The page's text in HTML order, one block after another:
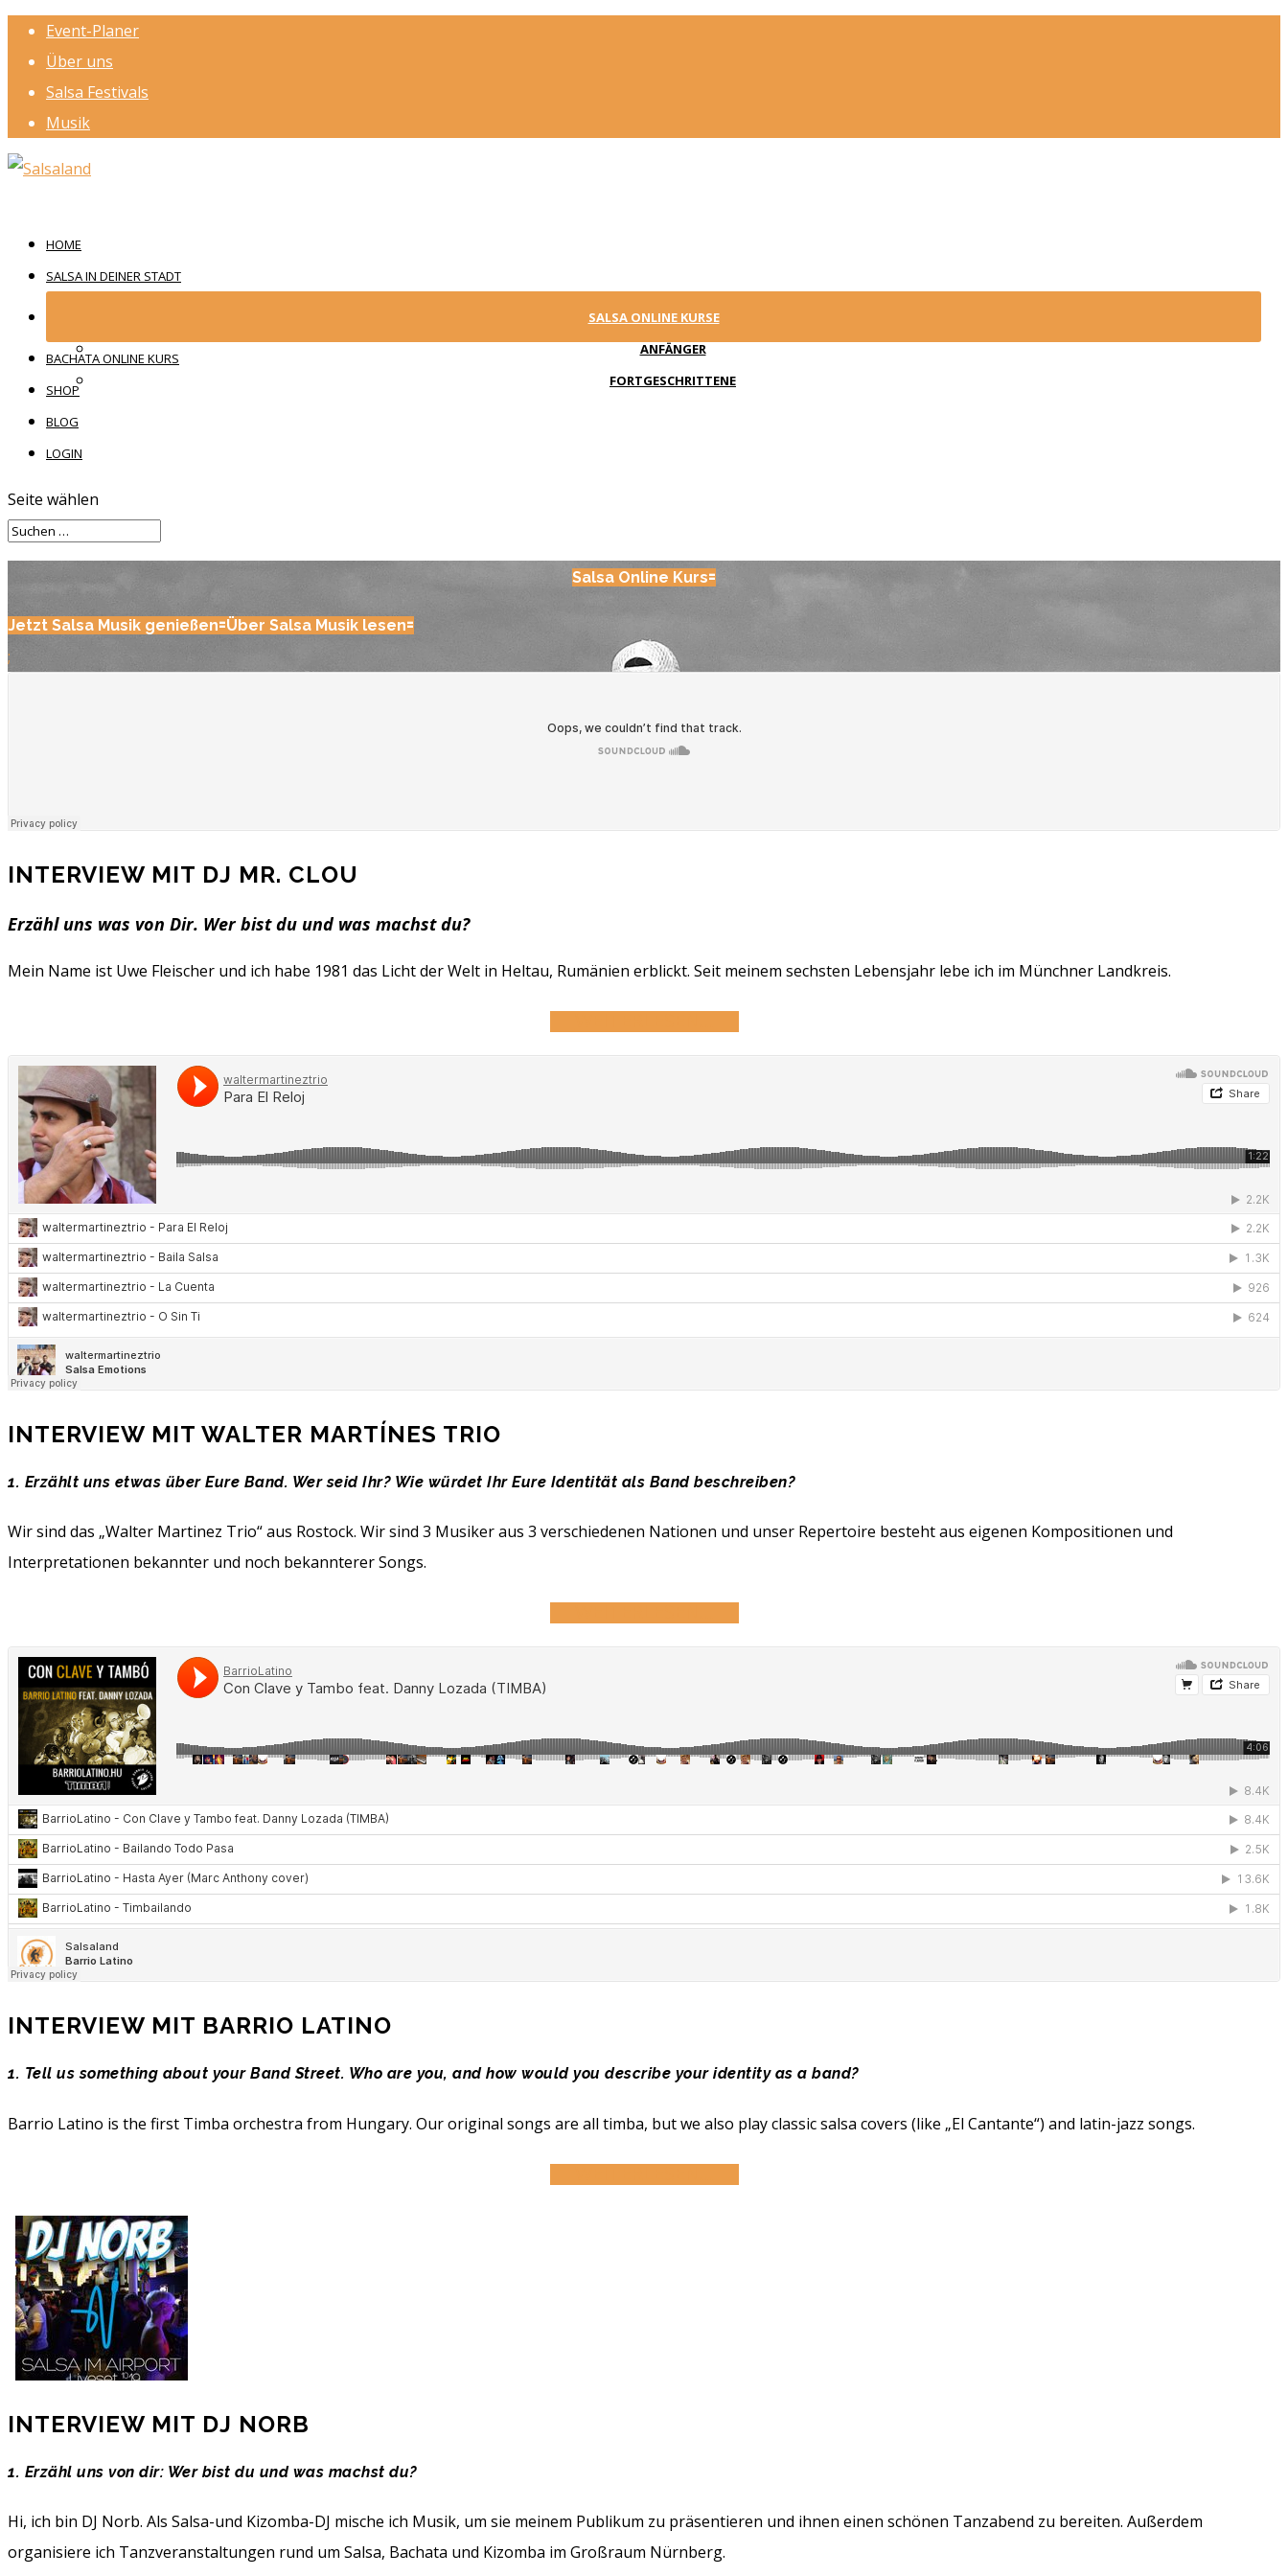
Event-Planer
Über uns
Salsa Festivals
Musik
HOME
SALSA IN DEINER STADT
SALSA ONLINE KURSE
ANFÄNGER
FORTGESCHRITTENE
BACHATA ONLINE KURS
SHOP
BLOG
LOGIN
Seite wählen
Salsa Online Kurs
Jetzt Salsa Musik genießen Über Salsa Musik lesen
;
INTERVIEW MIT DJ MR. CLOU
Erzähl uns was von Dir. Wer bist du und was machst du?
Mein Name ist Uwe Fleischer und ich habe 1981 das Licht der Welt in Heltau, Rumänien erblickt. Seit meinem sechsten Lebensjahr lebe ich im Münchner Landkreis.
WEITERLESEN…
INTERVIEW MIT WALTER MARTÍNES TRIO
1. Erzählt uns etwas über Eure Band. Wer seid Ihr? Wie würdet Ihr Eure Identität als Band beschreiben?
Wir sind das „Walter Martinez Trio“ aus Rostock. Wir sind 3 Musiker aus 3 verschiedenen Nationen und unser Repertoire besteht aus eigenen Kompositionen und
Interpretationen bekannter und noch bekannterer Songs.
INTERVIEW MIT BARRIO LATINO
1. Tell us something about your Band Street. Who are you, and how would you describe your identity as a band?
Barrio Latino is the first Timba orchestra from Hungary. Our original songs are all timba, but we also play classic salsa covers (like „El Cantante“) and latin-jazz songs.
WEITERLESEN…
INTERVIEW MIT DJ NORB
1. Erzähl uns von dir: Wer bist du und was machst du?
Hi, ich bin DJ Norb. Als Salsa-und Kizomba-DJ mische ich Musik, um sie meinem Publikum zu präsentieren und ihnen einen schönen Tanzabend zu bereiten. Außerdem
organisiere ich Tanzveranstaltungen rund um Salsa, Bachata und Kizomba im Großraum Nürnberg.